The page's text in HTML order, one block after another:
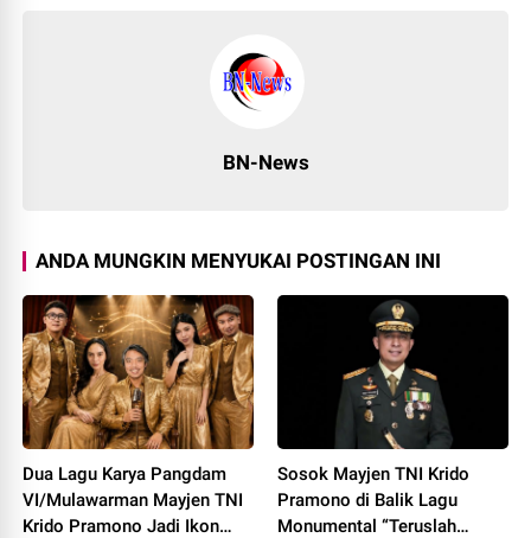
BN-News
ANDA MUNGKIN MENYUKAI POSTINGAN INI
Dua Lagu Karya Pangdam
VI/Mulawarman Mayjen TNI
Krido Pramono Jadi Ikon
Sosok Mayjen TNI Krido
Pramono di Balik Lagu
Monumental “Teruslah